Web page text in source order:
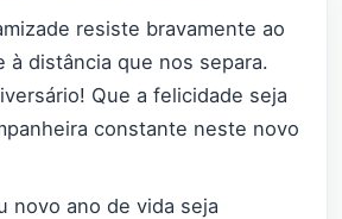
resiste bravamente ao
à distância que nos separa.
Que a felicidade seja
constante neste novo
novo ano de vida seja